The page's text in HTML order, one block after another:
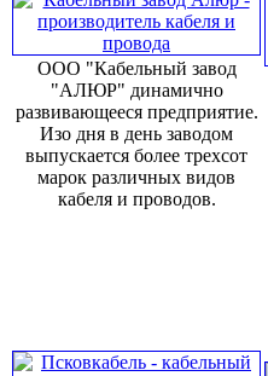
ООО "Кабельный завод
"АЛЮР" динамично
развивающееся предприятие.
Изо дня в день заводом
выпускается более трехсот
марок различных видов
кабеля и проводов.